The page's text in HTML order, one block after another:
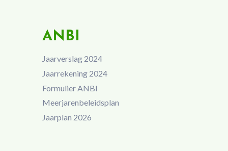
ANBI
Jaarverslag 2024
Jaarrekening 2024
Formulier ANBI
Meerjarenbeleidsplan
Jaarplan 2026